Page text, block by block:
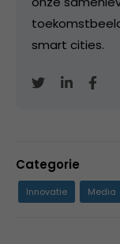
smart cities.
Categorie
Innovatie Media